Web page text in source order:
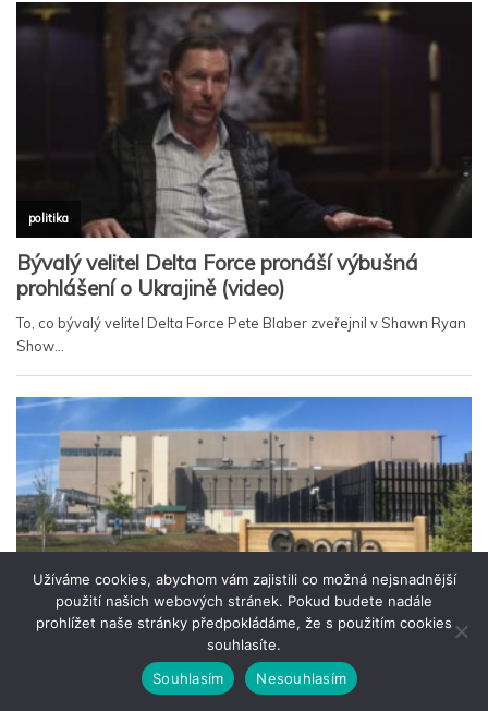
Užíváme cookies, abychom vám zajistili co možná nejsnadnější
použití našich webových stránek. Pokud budete nadále
prohlížet naše stránky předpokládáme, že s použitím cookies
souhlasíte.
Souhlasím
Nesouhlasím